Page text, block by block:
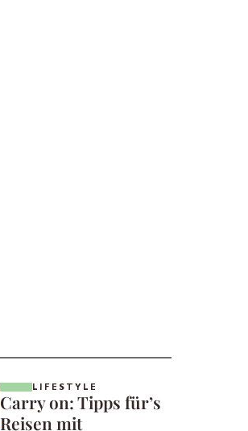
LIFESTYLE
Carry on: Tipps für’s
Reisen mit